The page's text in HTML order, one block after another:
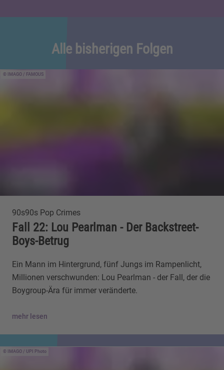
Alle bisherigen Folgen
IMAGO / FAMOUS
90s90s Pop Crimes
Fall 22: Lou Pearlman - Der Backstreet-
Boys-Betrug
Ein Mann im Hintergrund, fünf Jungs im Rampenlicht,
Millionen verschwunden: Lou Pearlman - der Fall, der die
Boygroup-Ära für immer veränderte.
mehr lesen
IMAGO / UPI Photo